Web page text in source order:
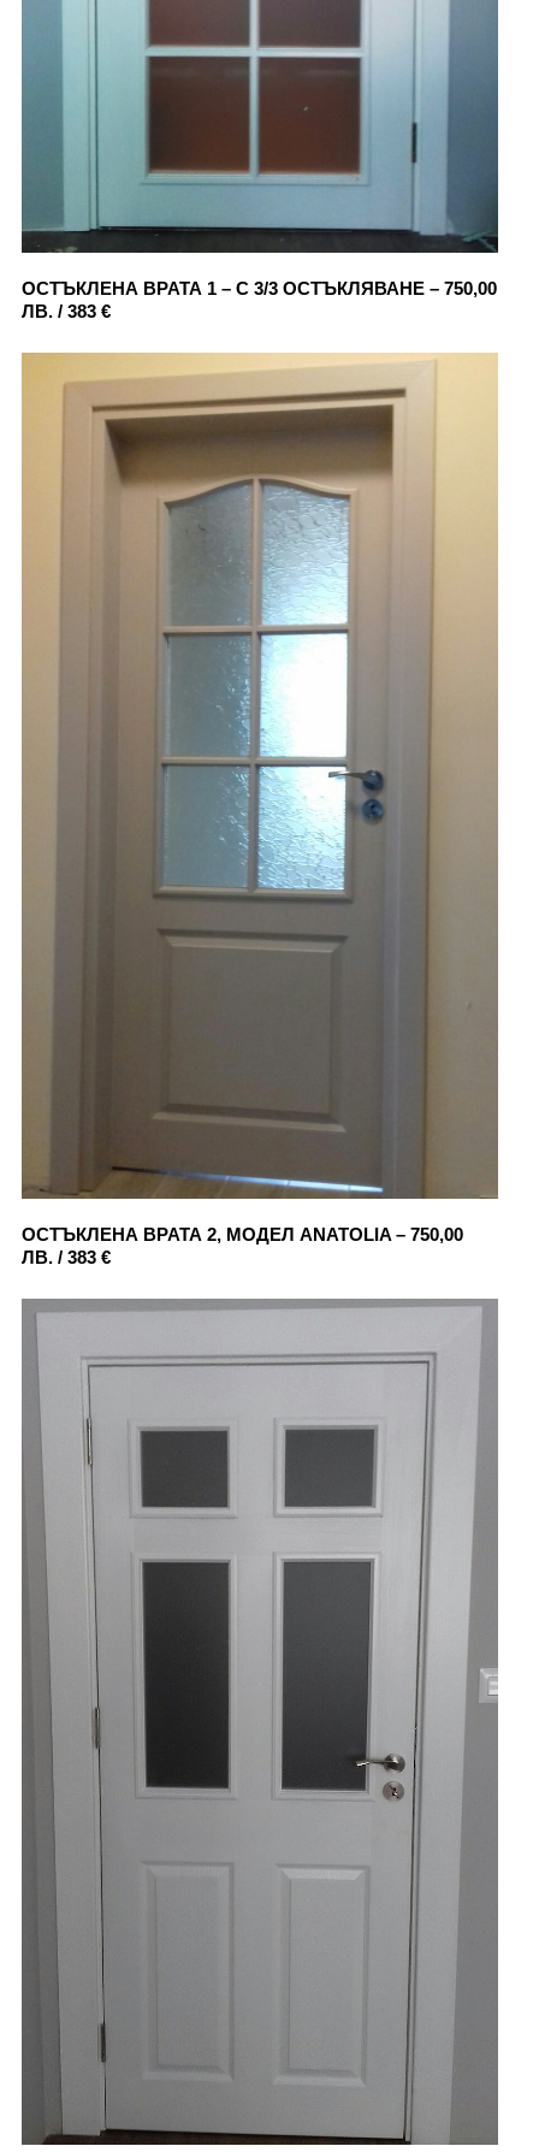
ОСТЪКЛЕНА ВРАТА 1 – С 3/3 ОСТЪКЛЯВАНЕ – 750,00
ЛВ. / 383 €
ОСТЪКЛЕНА ВРАТА 2, МОДЕЛ ANATOLIA – 750,00
ЛВ. / 383 €